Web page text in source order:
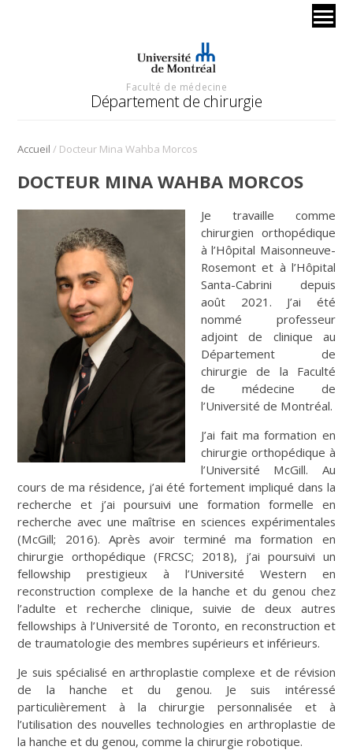
Faculté de médecine
Département de chirurgie
Accueil / Docteur Mina Wahba Morcos
DOCTEUR MINA WAHBA MORCOS
Je travaille comme
chirurgien orthopédique
à l’Hôpital Maisonneuve-
Rosemont et à l’Hôpital
Santa-Cabrini depuis
août 2021. J’ai été
nommé professeur
adjoint de clinique au
Département de
chirurgie de la Faculté
de médecine de
l’Université de Montréal.
J’ai fait ma formation en
chirurgie orthopédique à
l’Université McGill. Au
cours de ma résidence, j’ai été fortement impliqué dans la
recherche et j’ai poursuivi une formation formelle en
recherche avec une maîtrise en sciences expérimentales
(McGill; 2016). Après avoir terminé ma formation en
chirurgie orthopédique (FRCSC; 2018), j’ai poursuivi un
fellowship prestigieux à l’Université Western en
reconstruction complexe de la hanche et du genou chez
l’adulte et recherche clinique, suivie de deux autres
fellowships à l’Université de Toronto, en reconstruction et
de traumatologie des membres supérieurs et inférieurs.
Je suis spécialisé en arthroplastie complexe et de révision
de la hanche et du genou. Je suis intéressé
particulièrement à la chirurgie personnalisée et à
l’utilisation des nouvelles technologies en arthroplastie de
la hanche et du genou, comme la chirurgie robotique.